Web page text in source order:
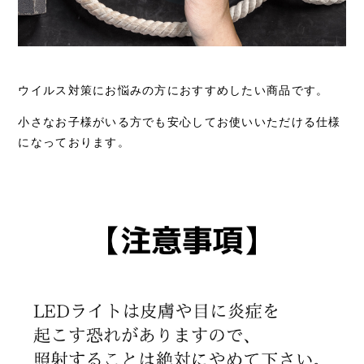
ウイルス対策にお悩みの方におすすめしたい商品です。
小さなお子様がいる方でも安心してお使いいただける仕様
になっております。